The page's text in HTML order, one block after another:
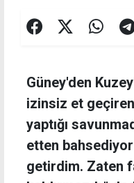
Güney'den
izinsiz et
yaptığı
etten
getirdim. Zaten